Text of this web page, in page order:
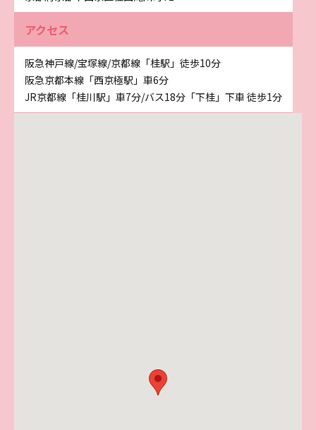
アクセス
阪急神戸線/宝塚線/京都線「桂駅」徒歩10分
阪急京都本線「西京極駅」車6分
JR京都線「桂川駅」車7分/バス18分「下桂」下車 徒歩1分